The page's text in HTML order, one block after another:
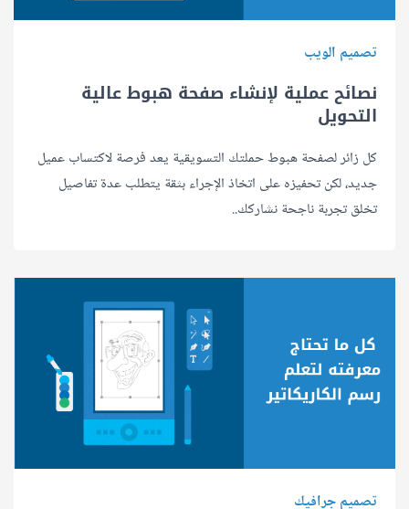
تصميم الويب
نصائح عملية لإنشاء صفحة هبوط عالية
التحويل
كل زائر لصفحة هبوط حملتك التسويقية يعد فرصة لاكتساب عميل
جديد، لكن تحفيزه على اتخاذ الإجراء بثقة يتطلب عدة تفاصيل
تخلق تجربة ناجحة نشاركك..
تصميم جرافيك